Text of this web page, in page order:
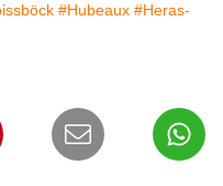
#Hubeaux #Heras-